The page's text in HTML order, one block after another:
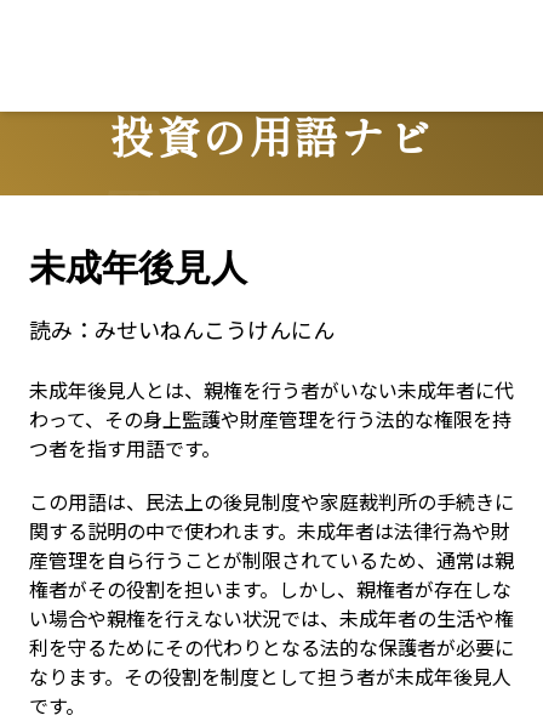
投資の用語ナビ
Terms
未成年後見人
読み： みせいねんこうけんにん
未成年後見人とは、親権を行う者がいない未成年者に代
わって、その身上監護や財産管理を行う法的な権限を持
つ者を指す用語です。
この用語は、民法上の後見制度や家庭裁判所の手続きに
関する説明の中で使われます。未成年者は法律行為や財
産管理を自ら行うことが制限されているため、通常は親
権者がその役割を担います。しかし、親権者が存在しな
い場合や親権を行えない状況では、未成年者の生活や権
利を守るためにその代わりとなる法的な保護者が必要に
なります。その役割を制度として担う者が未成年後見人
です。